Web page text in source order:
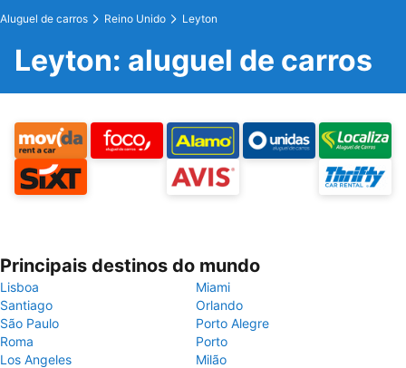
Aluguel de carros Reino Unido Leyton
Leyton: aluguel de carros
Principais destinos do mundo
Lisboa
Miami
Santiago
Orlando
São Paulo
Porto Alegre
Roma
Porto
Los Angeles
Milão